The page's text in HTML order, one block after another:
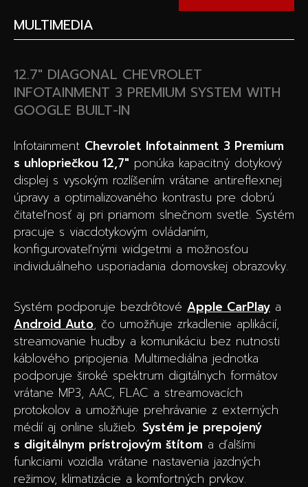
MULTIMEDIA
12.7″ DIAGONAL CHEVROLET
INFOTAINMENT 3 PREMIUM SYSTEM WITH
GOOGLE BUILT-IN
Infotainment Chevrolet Infotainment 3 Premium
s uhlopriečkou 12,7″ ponúka kapacitný dotykový
displej s vysokým rozlíšením vrátane antireflexnej
úpravy a optimalizovaného kontrastu pre dobrú
čitateľnosť aj pri priamom slnečnom svetle. Systém
pracuje s viacdotykovým ovládaním,
konfigurovateľnými widgetmi a možnosťou
individuálneho usporiadania domovskej obrazovky.
Systém podporuje bezdrôtové Apple CarPlay a
Android Auto, čo umožňuje zrkadlenie aplikácií,
streamovanie hudby a komunikáciu bez nutnosti
káblového pripojenia. Multimediálna jednotka
podporuje široké spektrum digitálnych formátov
vrátane MP3, AAC, FLAC a streamovacích
protokolov a umožňuje prehrávanie z externých
médií aj online služieb. Systém je prepojený
s digitálnym prístrojovým štítom a ďalšími
funkciami vozidla vrátane nastavenia jazdných
režimov, klimatizácie a komfortných prvkov.